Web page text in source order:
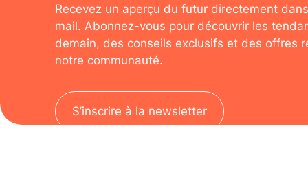
Recevez un aperçu du futur directement
mail. Abonnez-vous pour découvrir les
demain, des conseils exclusifs et des offres
notre communauté.
S’inscrire à la newsletter